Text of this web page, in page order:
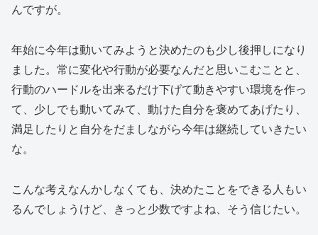
んですが。
年始に今年は動いてみようと決めたのも少し後押しになり
ました。常に変化や行動が必要なんだと思いこむことと、
行動のハードルを出来るだけ下げて動きやすい環境を作っ
て、少しでも動いてみて、動けた自分を褒めてあげたり、
満足したりと自分をだましながら今年は継続していきたい
な。
こんな考えなんかしなくても、決めたことをできる人もい
るんでしょうけど、きっと少数ですよね、そう信じたい。